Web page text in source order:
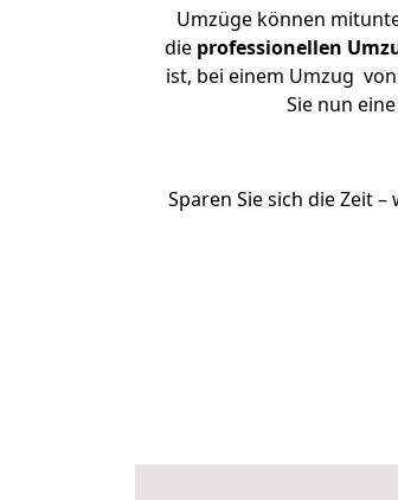
Umzüge können
die professionellen
ist, bei einem Umzug
Sie nun
Sparen Sie sich die Zeit